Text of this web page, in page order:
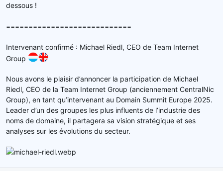
dessous !
============================
Intervenant confirmé : Michael Riedl, CEO de Team Internet
Group
Nous avons le plaisir d’annoncer la participation de Michael
Riedl, CEO de la Team Internet Group (anciennement CentralNic
Group), en tant qu’intervenant au Domain Summit Europe 2025.
Leader d’un des groupes les plus influents de l’industrie des
noms de domaine, il partagera sa vision stratégique et ses
analyses sur les évolutions du secteur.